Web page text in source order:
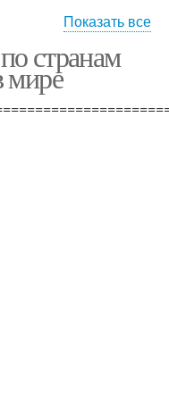
Интернет на культуру
Показать все
странам
мире